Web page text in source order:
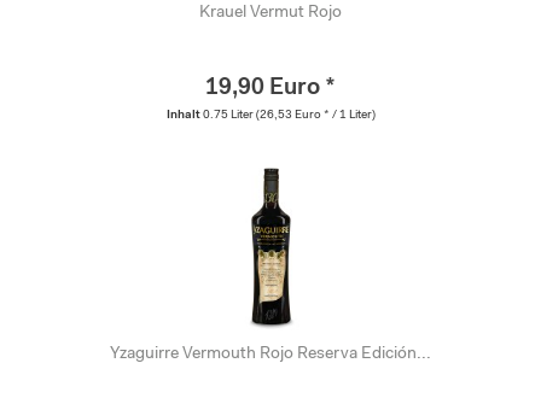
Krauel Vermut Rojo
19,90 Euro *
Inhalt 0.75 Liter (26,53 Euro * / 1 Liter)
Yzaguirre Vermouth Rojo Reserva Edición...